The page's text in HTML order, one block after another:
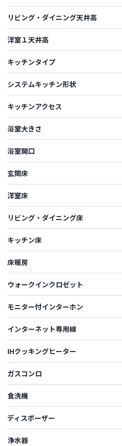
リビング・ダイニング天井高
洋室１天井高
キッチンタイプ
システムキッチン形状
キッチンアクセス
浴室大きさ
浴室開口
玄関床
洋室床
リビング・ダイニング床
キッチン床
床暖房
ウォークインクロゼット
モニター付インターホン
インターネット専用線
IHクッキングヒーター
ガスコンロ
食洗機
ディスポーザー
浄水器